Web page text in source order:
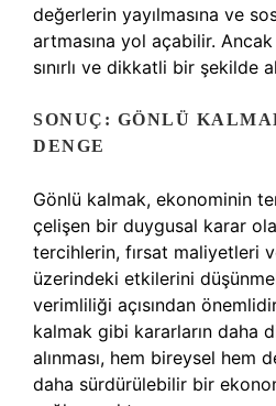
değerlerin yayılmasına ve
artmasına yol açabilir.
sınırlı ve dikkatli bir şekilde
SONUÇ: GÖNLÜ
DENGE
Gönlü kalmak, ekonominin
çelişen bir duygusal karar
tercihlerin, fırsat maliyetleri
üzerindeki etkilerini
verimliliği açısından
kalmak gibi kararların daha
alınması, hem bireysel hem
daha sürdürülebilir bir